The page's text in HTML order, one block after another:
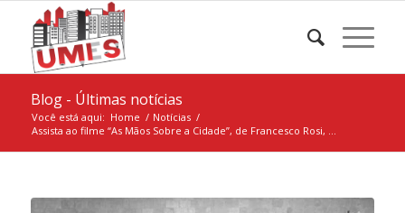
Blog - Últimas notícias
Você está aqui: Home / Notícias /
Assista ao filme “As Mãos Sobre a Cidade”, de Francesco Rosi, ...